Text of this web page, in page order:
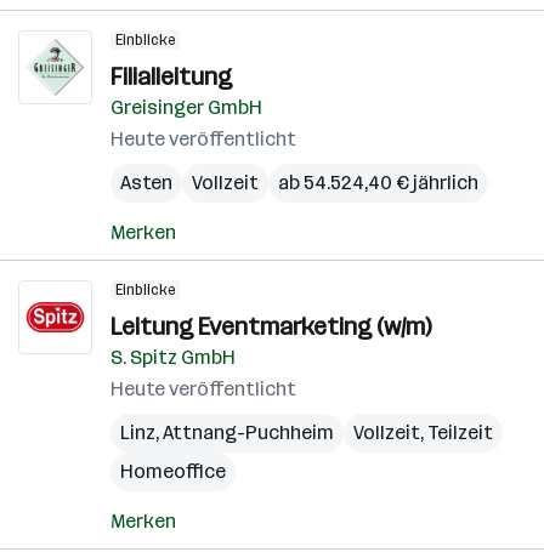
Einblicke
Filialleitung
Greisinger GmbH
Heute veröffentlicht
Asten
Vollzeit ab 54.524,40 € jährlich
Merken
Einblicke
Leitung Eventmarketing (w/m)
S. Spitz GmbH
Heute veröffentlicht
Linz,Attnang-Puchheim
Vollzeit, Teilzeit
Homeoffice
Merken